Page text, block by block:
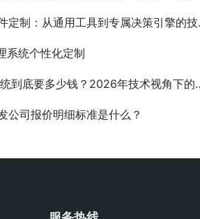
制：从通用工具到专属决策引擎的技术跃迁
系统个性化定制
要多少钱？2026年技术视角下的成本拆解与决策框架
公司报价明细标准是什么？